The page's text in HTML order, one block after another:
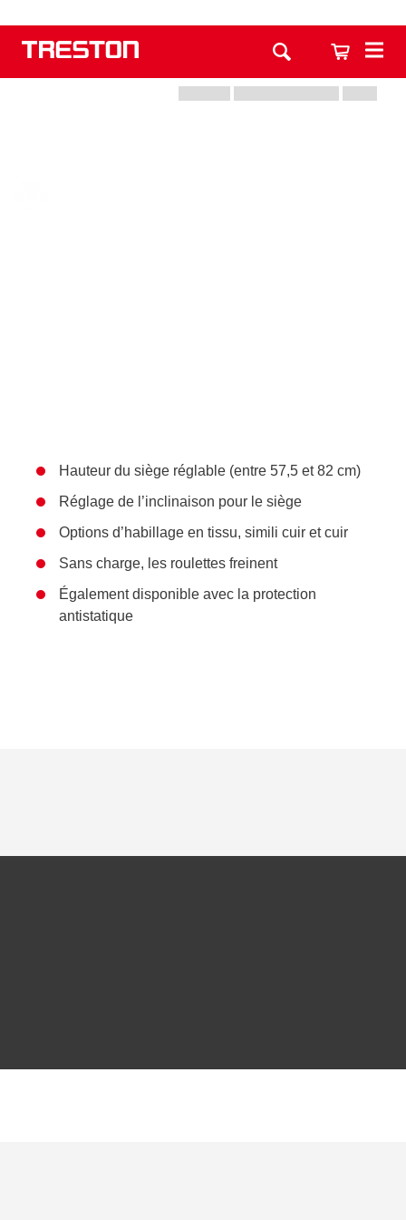
Hauteur du siège réglable (entre 57,5 et 82 cm)
Réglage de l’inclinaison pour le siège
Options d’habillage en tissu, simili cuir et cuir
Sans charge, les roulettes freinent
Également disponible avec la protection
antistatique